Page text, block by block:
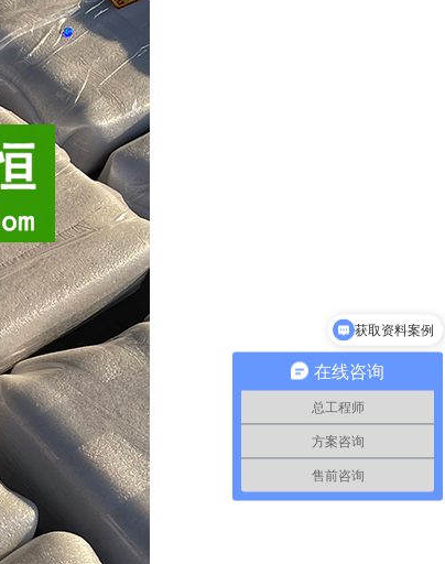
在线咨询
总工程师
方案咨询
售前咨询
可以介绍下你们的产品么